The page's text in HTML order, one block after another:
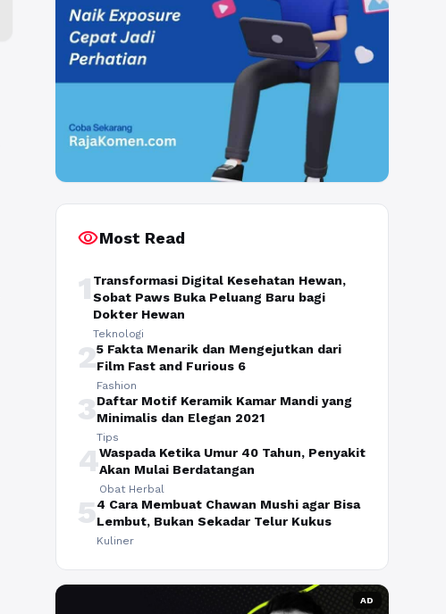
visibilityMost Read
1 Transformasi Digital Kesehatan Hewan,
Sobat Paws Buka Peluang Baru bagi
Dokter Hewan
Teknologi
25 Fakta Menarik dan Mengejutkan dari
Film Fast and Furious 6
Fashion
3Daftar Motif Keramik Kamar Mandi yang
Minimalis dan Elegan 2021
Tips
4Waspada Ketika Umur 40 Tahun, Penyakit
Akan Mulai Berdatangan
Obat Herbal
54 Cara Membuat Chawan Mushi agar Bisa
Lembut, Bukan Sekadar Telur Kukus
Kuliner
AD